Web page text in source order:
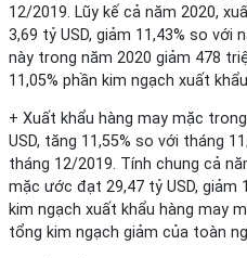
12/2019. Lũy kế cả năm 2020,
3,69 tỷ USD, giảm 11,43% so với
này trong năm 2020 giảm 478
11,05% phần kim ngạch xuất
+ Xuất khẩu hàng may mặc
USD, tăng 11,55% so với tháng
tháng 12/2019. Tính chung cả
mặc ước đạt 29,47 tỷ USD, giảm
kim ngạch xuất khẩu hàng may
tổng kim ngạch giảm của toàn